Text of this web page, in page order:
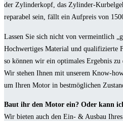
der Zylinderkopf, das Zylinder-
reparabel sein, fällt ein Aufpreis von
Lassen Sie sich nicht von vermeintlich
Hochwertiges Material und qualifizierte
so können wir ein optimales Ergebnis zu
Wir stehen Ihnen mit unserem Know-
um Ihren Motor in bestmöglichen
Baut ihr den Motor ein? Oder kann
Wir bieten auch den Ein- & Ausbau